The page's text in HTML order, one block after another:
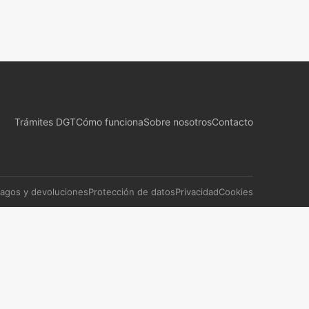
Trámites DGTCómo funcionaSobre nosotrosContacto
y devolucionesProtección de datosPrivacidadCookies